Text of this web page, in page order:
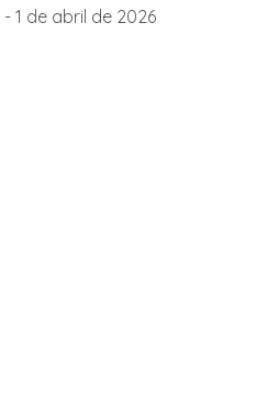
- 1 de abril de 2026